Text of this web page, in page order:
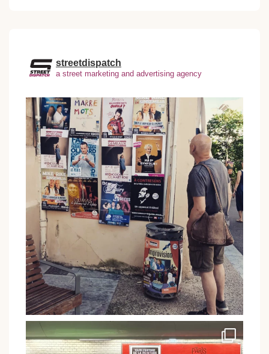
streetdispatch
a street marketing and advertising agency